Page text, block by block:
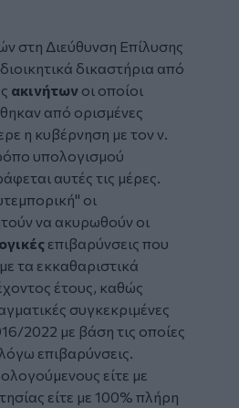
στη Διεύθυνση Επίλυσης
δικαστήρια από
ακινήτων οι οποίοι
από ορισμένες
η κυβέρνηση με τον ν.
υπολογισμού
αυτές τις μέρες.
οι
να ακυρωθούν οι
επιβαρύνσεις που
τα εκκαθαριστικά
έτους, καθώς
συγκεκριμένες
2022 με βάση τις οποίες
επιβαρύνσεις.
είτε με
είτε με 100% πλήρη